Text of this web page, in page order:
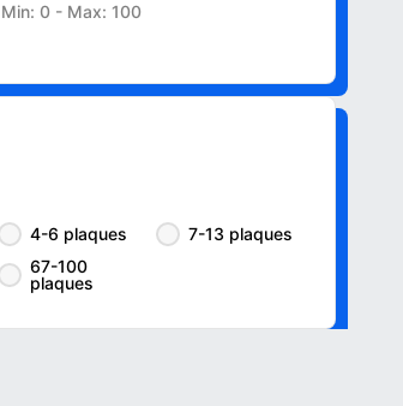
Min: 0 - Max: 100
4-6 plaques
7-13 plaques
67-100
plaques